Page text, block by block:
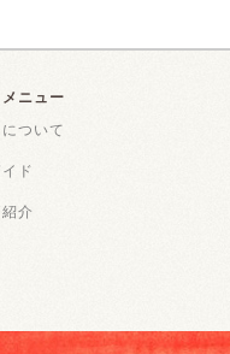
ニュー
ついて
ド
介